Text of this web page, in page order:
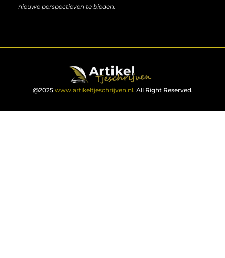
nieuwe perspectieven te bieden.
@2025 www.artikeltjeschrijven.nl. All Right Reserved.